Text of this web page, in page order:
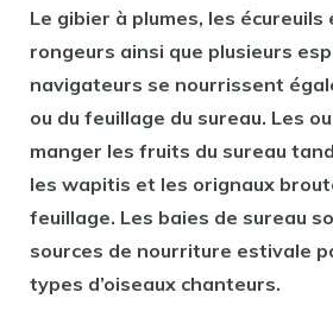
Le gibier à plumes, les
rongeurs ainsi que plusieurs
navigateurs se nourrissent
ou du feuillage du sureau. Les
manger les fruits du sureau
les wapitis et les orignaux
feuillage. Les baies de sureau
sources de nourriture estivale
types d’oiseaux chanteurs.